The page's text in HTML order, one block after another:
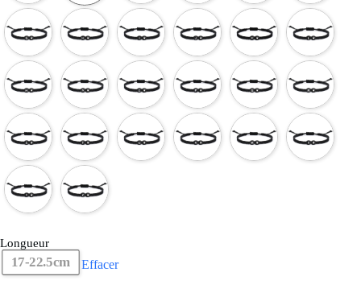
Longueur
17-22.5cm Effacer